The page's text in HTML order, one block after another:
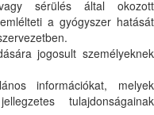
sérülés által okozott
a gyógyszer hatását
jogosult személyeknek
információkat, melyek
tulajdonságainak